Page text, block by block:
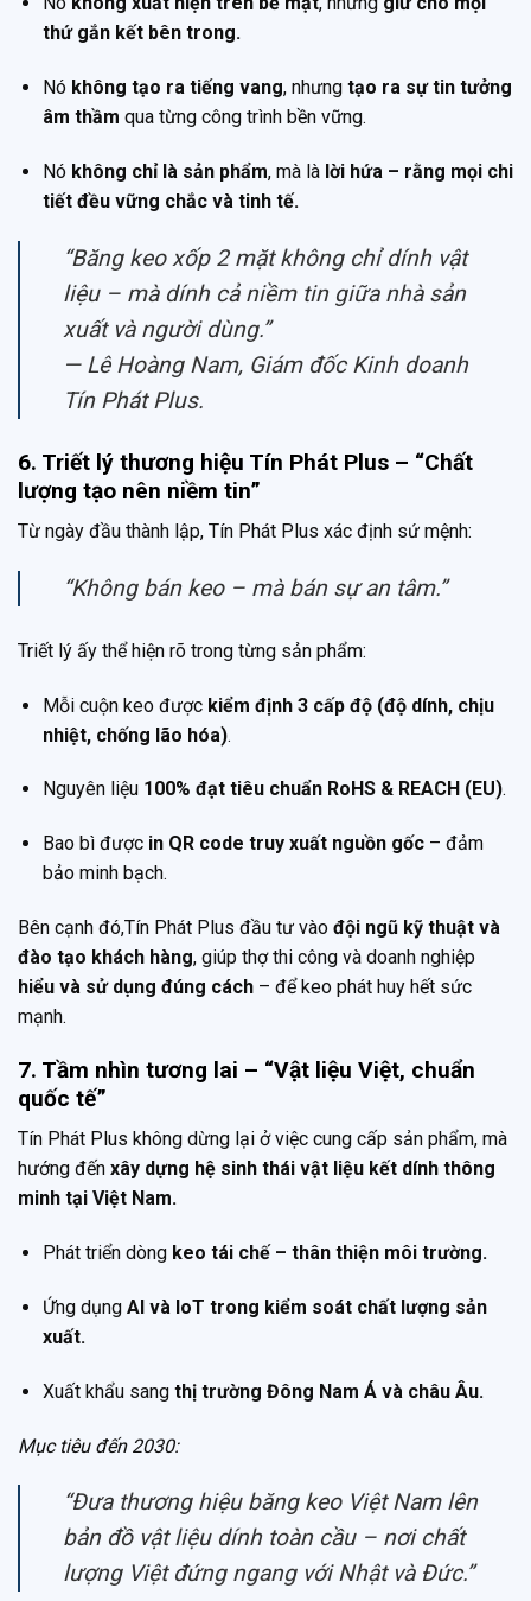
thứ gắn kết bên trong.
Nó không tạo ra tiếng vang, nhưng tạo ra sự tin tưởng
âm thầm qua từng công trình bền vững.
Nó không chỉ là sản phẩm, mà là lời hứa – rằng mọi chi
tiết đều vững chắc và tinh tế.
“Băng keo xốp 2 mặt không chỉ dính vật
liệu – mà dính cả niềm tin giữa nhà sản
xuất và người dùng.”
— Lê Hoàng Nam, Giám đốc Kinh doanh
Tín Phát Plus.
6. Triết lý thương hiệu Tín Phát Plus – “Chất
lượng tạo nên niềm tin”
Từ ngày đầu thành lập, Tín Phát Plus xác định sứ mệnh:
“Không bán keo – mà bán sự an tâm.”
Triết lý ấy thể hiện rõ trong từng sản phẩm:
Mỗi cuộn keo được kiểm định 3 cấp độ (độ dính, chịu
nhiệt, chống lão hóa).
Nguyên liệu 100% đạt tiêu chuẩn RoHS & REACH (EU).
Bao bì được in QR code truy xuất nguồn gốc– đảm
bảo minh bạch.
Bên cạnh đó,Tín Phát Plus đầu tư vào đội ngũ kỹ thuật và
đào tạo khách hàng, giúp thợ thi công và doanh nghiệp
hiểu và sử dụng đúng cách – để keo phát huy hết sức
mạnh.
7. Tầm nhìn tương lai – “Vật liệu Việt, chuẩn
quốc tế”
Tín Phát Plus không dừng lại ở việc cung cấp sản phẩm, mà
hướng đến xây dựng hệ sinh thái vật liệu kết dính thông
minh tại Việt Nam.
Phát triển dòng keo tái chế – thân thiện môi trường.
Ứng dụng AI và IoT trong kiểm soát chất lượng sản
xuất.
Xuất khẩu sang thị trường Đông Nam Á và châu Âu.
Mục tiêu đến 2030:
“Đưa thương hiệu băng keo Việt Nam lên
bản đồ vật liệu dính toàn cầu – nơi chất
lượng Việt đứng ngang với Nhật và Đức.”